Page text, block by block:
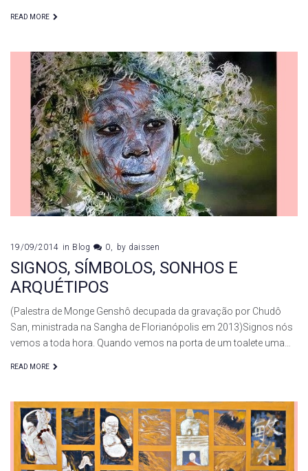
READ MORE
19/09/2014 in Blog 0 by daissen
SIGNOS, SÍMBOLOS, SONHOS E
ARQUÉTIPOS
(Palestra de Monge Genshô decupada da gravação por Chudô
San, ministrada na Sangha de Florianópolis em 2013)Signos nós
vemos a toda hora. Quando vemos na porta de um toalete uma…
READ MORE